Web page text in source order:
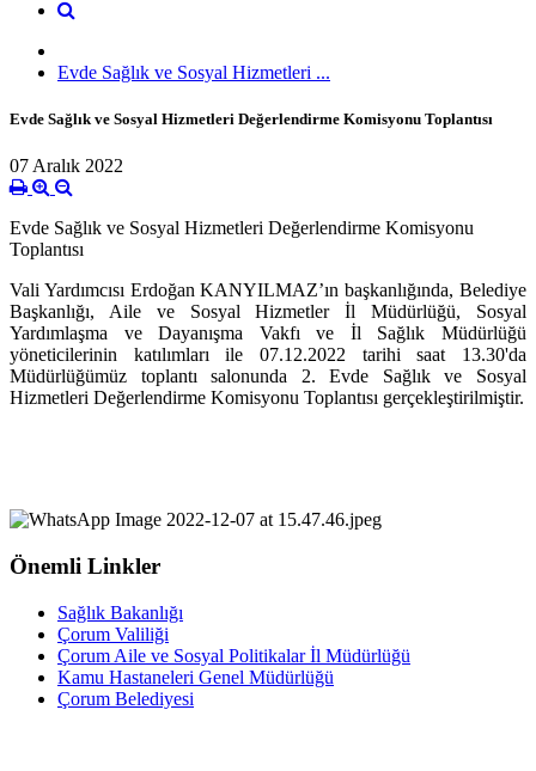
Evde Sağlık ve Sosyal Hizmetleri ...
Evde Sağlık ve Sosyal Hizmetleri Değerlendirme Komisyonu Toplantısı
07 Aralık 2022
Evde Sağlık ve Sosyal Hizmetleri Değerlendirme Komisyonu
Toplantısı
Vali Yardımcısı Erdoğan KANYILMAZ’ın başkanlığında, Belediye
Başkanlığı, Aile ve Sosyal Hizmetler İl Müdürlüğü, Sosyal
Yardımlaşma ve Dayanışma Vakfı ve İl Sağlık Müdürlüğü
yöneticilerinin katılımları ile 07.12.2022 tarihi saat 13.30'da
Müdürlüğümüz toplantı salonunda 2. Evde Sağlık ve Sosyal
Hizmetleri Değerlendirme Komisyonu Toplantısı gerçekleştirilmiştir.
Önemli Linkler
Sağlık Bakanlığı
Çorum Valiliği
Çorum Aile ve Sosyal Politikalar İl Müdürlüğü
Kamu Hastaneleri Genel Müdürlüğü
Çorum Belediyesi